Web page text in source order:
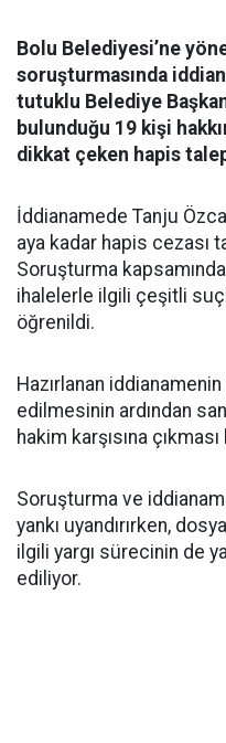
Bolu Belediyesi’ne
soruşturmasında
tutuklu Belediye
bulunduğu 19 kişi
dikkat çeken hapis
İddianamede Tanju
aya kadar hapis cezası
Soruşturma
ihalelerle ilgili çeşitli
öğrenildi.
Hazırlanan
edilmesinin ardından
hakim karşısına
Soruşturma ve
yankı uyandırırken,
ilgili yargı sürecinin de
ediliyor.